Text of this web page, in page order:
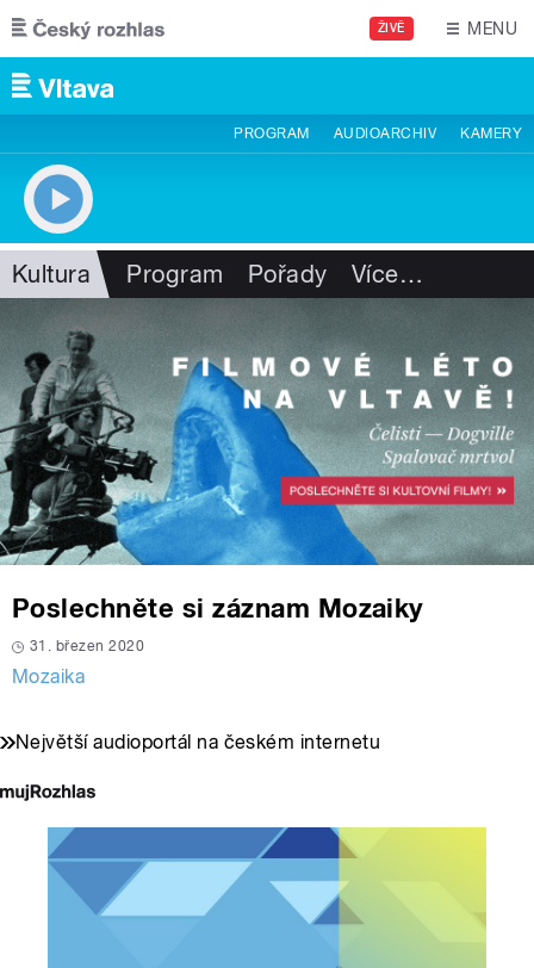
Přejít k hlavnímu obsahu
ŽIVĚ MENU
PROGRAM AUDIOARCHIV KAMERY
Kultura Program Pořady Více…
Poslechněte si záznam Mozaiky
31. březen 2020
Mozaika
Největší audioportál na českém internetu